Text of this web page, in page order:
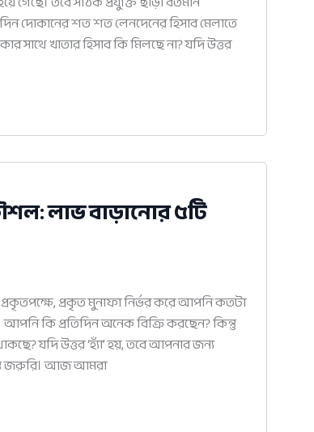
দোকানের শত শত লেনদেনের হিসাব মেলাতে
সাথে খাতার হিসাব কি মিলছে না? যদি উত্তর
লাভ বাড়ানোর ৫টি
প্রকৃতপক্ষে, প্রকৃত মুনাফা নির্ভর করে আপনি কতটা
আপনি কি প্রতিদিন অনেক বিক্রি করছেন? কিন্তু
যদি উত্তর ‘হ্যাঁ’ হয়, তবে আপনার জন্য
জরুরি। আজ আমরা